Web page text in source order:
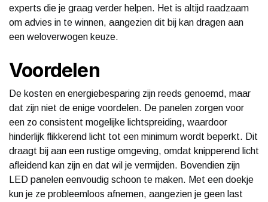
experts die je graag verder helpen. Het is altijd raadzaam
om advies in te winnen, aangezien dit bij kan dragen aan
een weloverwogen keuze.
Voordelen
De kosten en energiebesparing zijn reeds genoemd, maar
dat zijn niet de enige voordelen. De panelen zorgen voor
een zo consistent mogelijke lichtspreiding, waardoor
hinderlijk flikkerend licht tot een minimum wordt beperkt. Dit
draagt bij aan een rustige omgeving, omdat knipperend licht
afleidend kan zijn en dat wil je vermijden. Bovendien zijn
LED panelen eenvoudig schoon te maken. Met een doekje
kun je ze probleemloos afnemen, aangezien je geen last